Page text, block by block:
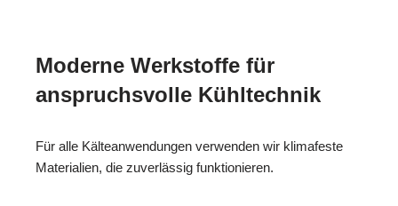
Moderne Werkstoffe für
anspruchsvolle Kühltechnik
Für alle Kälteanwendungen verwenden wir klimafeste
Materialien, die zuverlässig funktionieren.